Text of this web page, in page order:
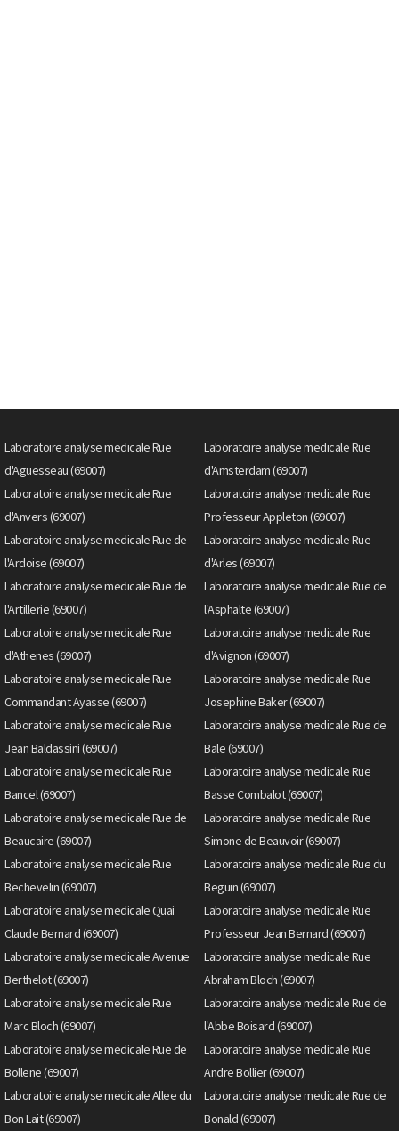
Laboratoire analyse medicale Rue
d'Aguesseau (69007)
Laboratoire analyse medicale Rue
d'Amsterdam (69007)
Laboratoire analyse medicale Rue
d'Anvers (69007)
Laboratoire analyse medicale Rue
Professeur Appleton (69007)
Laboratoire analyse medicale Rue de
l'Ardoise (69007)
Laboratoire analyse medicale Rue
d'Arles (69007)
Laboratoire analyse medicale Rue de
l'Artillerie (69007)
Laboratoire analyse medicale Rue de
l'Asphalte (69007)
Laboratoire analyse medicale Rue
d'Athenes (69007)
Laboratoire analyse medicale Rue
d'Avignon (69007)
Laboratoire analyse medicale Rue
Commandant Ayasse (69007)
Laboratoire analyse medicale Rue
Josephine Baker (69007)
Laboratoire analyse medicale Rue
Jean Baldassini (69007)
Laboratoire analyse medicale Rue de
Bale (69007)
Laboratoire analyse medicale Rue
Bancel (69007)
Laboratoire analyse medicale Rue
Basse Combalot (69007)
Laboratoire analyse medicale Rue de
Beaucaire (69007)
Laboratoire analyse medicale Rue
Simone de Beauvoir (69007)
Laboratoire analyse medicale Rue
Bechevelin (69007)
Laboratoire analyse medicale Rue du
Beguin (69007)
Laboratoire analyse medicale Quai
Claude Bernard (69007)
Laboratoire analyse medicale Rue
Professeur Jean Bernard (69007)
Laboratoire analyse medicale Avenue
Berthelot (69007)
Laboratoire analyse medicale Rue
Abraham Bloch (69007)
Laboratoire analyse medicale Rue
Marc Bloch (69007)
Laboratoire analyse medicale Rue de
l'Abbe Boisard (69007)
Laboratoire analyse medicale Rue de
Bollene (69007)
Laboratoire analyse medicale Rue
Andre Bollier (69007)
Laboratoire analyse medicale Allee du
Bon Lait (69007)
Laboratoire analyse medicale Rue de
Bonald (69007)